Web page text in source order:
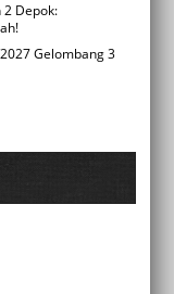
2 Depok:
Gelombang 3